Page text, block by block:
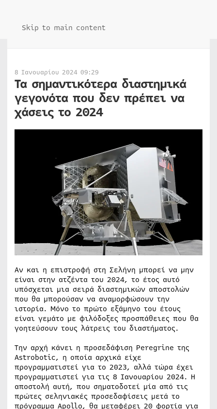
Skip to main content
8 Ιανουαρίου 2024 09:29
Τα σημαντικότερα διαστημικά
γεγονότα που δεν πρέπει να
χάσεις το 2024
Αν και η επιστροφή στη Σελήνη μπορεί να μην
είναι στην ατζέντα του 2024, το έτος αυτό
υπόσχεται μια σειρά διαστημικών αποστολών
που θα μπορούσαν να αναμορφώσουν την
ιστορία. Μόνο το πρώτο εξάμηνο του έτους
είναι γεμάτο με φιλόδοξες προσπάθειες που θα
γοητεύσουν τους λάτρεις του διαστήματος.
Την αρχή κάνει η προσεδάφιση Peregrine της
Astrobotic, η οποία αρχικά είχε
προγραμματιστεί για το 2023, αλλά τώρα έχει
προγραμματιστεί για τις 8 Ιανουαρίου 2024. Η
αποστολή αυτή, που σηματοδοτεί μία από τις
πρώτες σεληνιακές προσεδαφίσεις μετά το
πρόγραμμα Apollo, θα μεταφέρει 20 φορτία για